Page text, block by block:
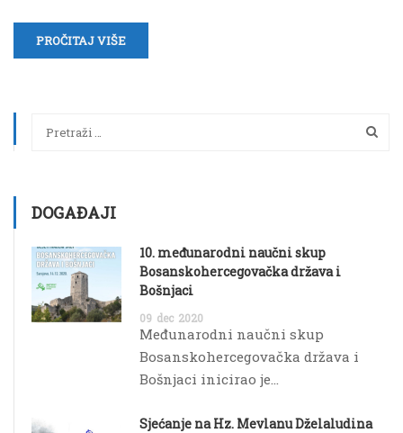
PROČITAJ VIŠE
DOGAĐAJI
10. međunarodni naučni skup
Bosanskohercegovačka država i
Bošnjaci
09 dec 2020
Međunarodni naučni skup
Bosanskohercegovačka država i
Bošnjaci inicirao je...
Sjećanje na Hz. Mevlanu Dželaludina